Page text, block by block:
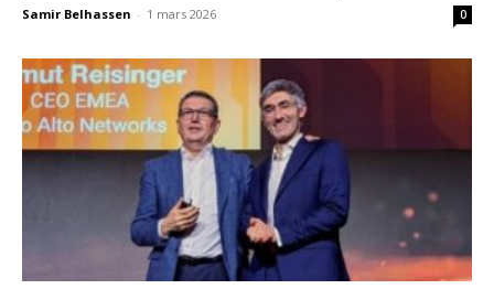
Samir Belhassen - 1 mars 2026 0